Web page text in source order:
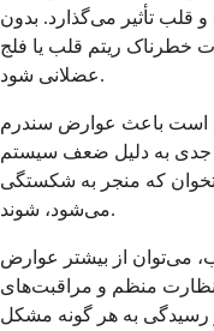
قلب تأثیر می‌گذارد. بدون
خطرناک ریتم قلب یا فلج
عضلانی شود.
است باعث عوارض سندرم
جدی به دلیل ضعف سیستم
که منجر به شکستگی
می‌شود، شوند.
می‌توان از بیشتر عوارض
منظم و مراقبت‌های
به هر گونه مشکل